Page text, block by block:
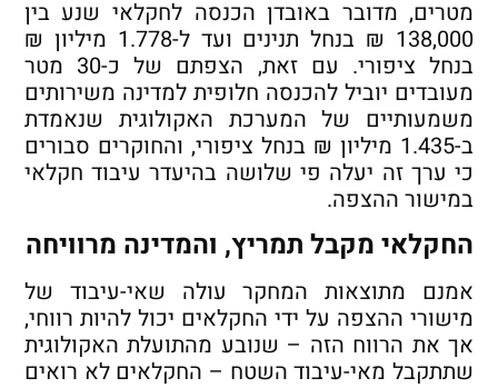
מטרים, מדובר באובדן הכנסה לחקלאי שנע בין
138,000 ₪ בנחל תנינים ועד ל-1.778 מיליון ₪
בנחל ציפורי. עם זאת, הצפתם של כ-30 מטר
מעובדים יוביל להכנסה חלופית למדינה משירותים
משמעותיים של המערכת האקולוגית שנאמדת
ב-1.435 מיליון ₪ בנחל ציפורי, והחוקרים סבורים
כי ערך זה יעלה פי שלושה בהיעדר עיבוד חקלאי
במישור ההצפה.
החקלאי מקבל תמריץ, והמדינה מרוויחה
אמנם מתוצאות המחקר עולה שאי-עיבוד של
מישורי ההצפה על ידי החקלאים יכול להיות רווחי,
אך את הרווח הזה – שנובע מהתועלת האקולוגית
שתתקבל מאי-עיבוד השטח – החקלאים לא רואים